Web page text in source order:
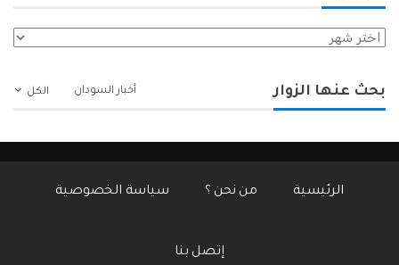
الأرشيف
الكل بحث عنها الزوار أخبار السودان
الرئيسية من نحن ؟ سياسة الخصوصية
إتصل بنا